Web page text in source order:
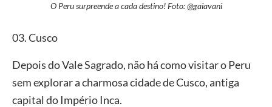
O Peru surpreende a cada destino! Foto: @gaiavani
03. Cusco
Depois do Vale Sagrado, não há como visitar o Peru
sem explorar a charmosa cidade de Cusco, antiga
capital do Império Inca.